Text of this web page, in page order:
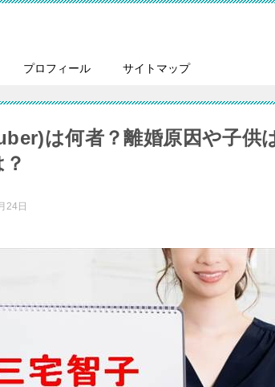
プロフィール サイトマップ
は何者？離婚原因や子供
24日